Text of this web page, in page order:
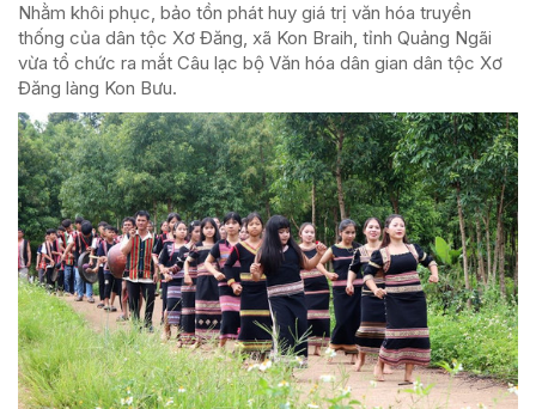
Nhằm khôi phục, bảo tồn phát huy giá trị văn hóa truyền
thống của dân tộc Xơ Đăng, xã Kon Braih, tỉnh Quảng Ngãi
vừa tổ chức ra mắt Câu lạc bộ Văn hóa dân gian dân tộc Xơ
Đăng làng Kon Bưu.